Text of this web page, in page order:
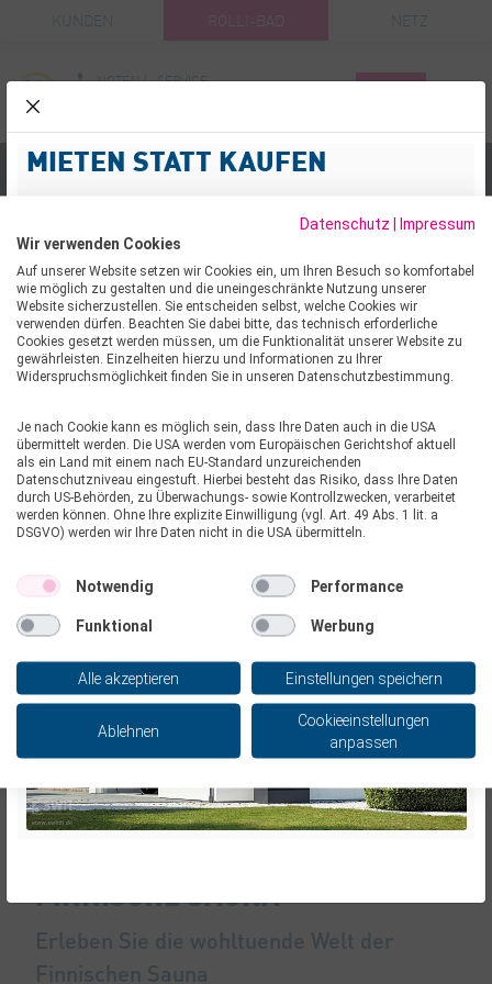
schliessen
MIETEN STATT KAUFEN
Ihre Heizungsanlage ist in die Jahre gekommen oder
arbeitet nicht mehr effizient? Dann ist jetzt der richtige
Zeitpunkt für den Umstieg. Mit unserem Mietmodel
modernisieren Sie komfortabel, unkompliziert und ganz
ohne hohe Investitionskosten.
Bei verbindlicher Bestellung einer Wärmepumpe bis
Stromtarif profitieren Sie zusätzlich von einem Bonus in
Höhe von 250 €.
Hier geht´s zur neuen Wärmepumpe
NOTFALL-SERVICE
KUNDEN ROLLI-BAD NETZ
UNSERE SAUNA-LANDSCHAFT
Heiß trifft Kalt
FINNISCHE SAUNA
Erleben Sie die wohltuende Welt der
Finnischen Sauna
Datenschutz | Impressum
Wir verwenden Cookies
Auf unserer Website setzen wir Cookies ein, um Ihren Besuch so komfortabel
wie möglich zu gestalten und die uneingeschränkte Nutzung unserer
Website sicherzustellen. Sie entscheiden selbst, welche Cookies wir
verwenden dürfen. Beachten Sie dabei bitte, das technisch erforderliche
Cookies gesetzt werden müssen, um die Funktionalität unserer Website zu
gewährleisten. Einzelheiten hierzu und Informationen zu Ihrer
Widerspruchsmöglichkeit finden Sie in unseren Datenschutzbestimmung.
Je nach Cookie kann es möglich sein, dass Ihre Daten auch in die USA
übermittelt werden. Die USA werden vom Europäischen Gerichtshof aktuell
als ein Land mit einem nach EU-Standard unzureichenden
Datenschutzniveau eingestuft. Hierbei besteht das Risiko, dass Ihre Daten
durch US-Behörden, zu Überwachungs- sowie Kontrollzwecken, verarbeitet
werden können. Ohne Ihre explizite Einwilligung (vgl. Art. 49 Abs. 1 lit. a
DSGVO) werden wir Ihre Daten nicht in die USA übermitteln.
Notwendig Performance
Funktional Werbung
Alle akzeptieren Einstellungen speichern
Ablehnen
Cookieeinstellungen
anpassen